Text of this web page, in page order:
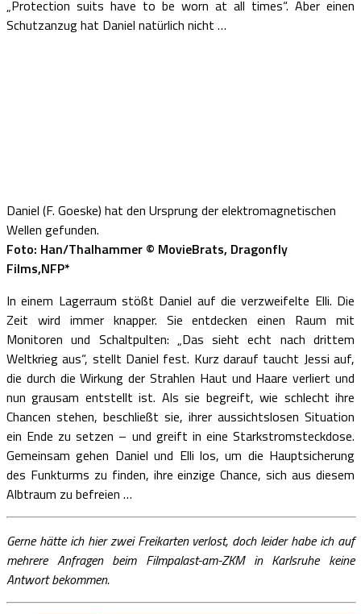
„Protection suits have to be worn at all times“. Aber einen
Schutzanzug hat Daniel natürlich nicht …
Daniel (F. Goeske) hat den Ursprung der elektromagnetischen
Wellen gefunden.
Foto: Han/Thalhammer © MovieBrats, Dragonfly
Films,NFP*
In einem Lagerraum stößt Daniel auf die verzweifelte Elli. Die
Zeit wird immer knapper. Sie entdecken einen Raum mit
Monitoren und Schaltpulten: „Das sieht echt nach drittem
Weltkrieg aus“, stellt Daniel fest. Kurz darauf taucht Jessi auf,
die durch die Wirkung der Strahlen Haut und Haare verliert und
nun grausam entstellt ist. Als sie begreift, wie schlecht ihre
Chancen stehen, beschließt sie, ihrer aussichtslosen Situation
ein Ende zu setzen – und greift in eine Starkstromsteckdose.
Gemeinsam gehen Daniel und Elli los, um die Hauptsicherung
des Funkturms zu finden, ihre einzige Chance, sich aus diesem
Albtraum zu befreien …
Gerne hätte ich hier zwei Freikarten verlost, doch leider habe ich auf
mehrere Anfragen beim Filmpalast-am-ZKM in Karlsruhe keine
Antwort bekommen.